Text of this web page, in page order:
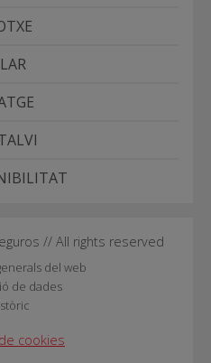
// All rights reserved
del web
de dades
cookies